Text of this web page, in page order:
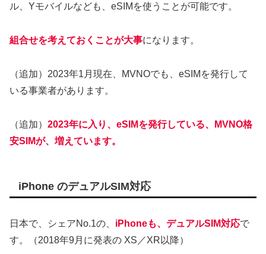
ル、Yモバイルなども、eSIMを使うことが可能です。
組合せを考えておくことが大事になります。
（追加）2023年1月現在、MVNOでも、eSIMを発行して
いる事業者があります。
（追加） 2023年に入り、eSIMを発行している、MVNO格
安SIMが、増えています。
iPhone のデュアルSIM対応
日本で、シェアNo.1の、 iPhoneも、デュアルSIM対応で
す。（2018年9月に発表の XS／XR以降）